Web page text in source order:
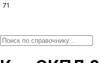
71